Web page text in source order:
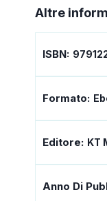
Altre
ISBN:
Formato:
Editore: KT
Anno Di